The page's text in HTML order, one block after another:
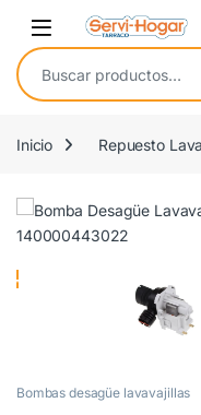
Saltar a navegación
saltar al contenido
Open
Buscar por:
Inicio Repuesto
Bombas desagüe lavavajillas